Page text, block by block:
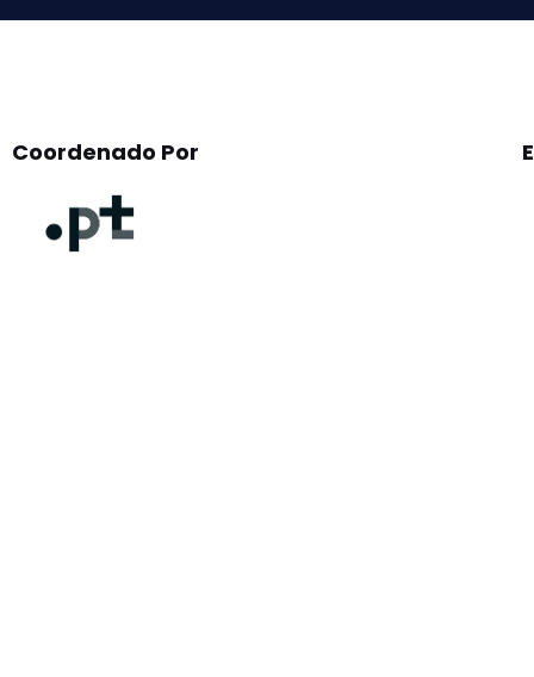
Coordenado Por